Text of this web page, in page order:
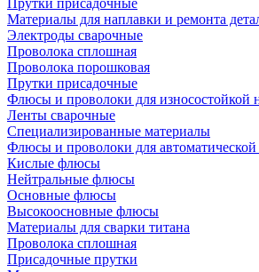
Прутки присадочные
Материалы для наплавки и ремонта
Электроды сварочные
Проволока сплошная
Проволока порошковая
Прутки присадочные
Флюсы и проволоки для износостойкой
Ленты сварочные
Специализированные материалы
Флюсы и проволоки для автоматической
Кислые флюсы
Нейтральные флюсы
Основные флюсы
Высокоосновные флюсы
Материалы для сварки титана
Проволока сплошная
Присадочные прутки